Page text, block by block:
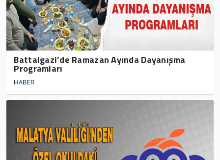
Battalgazi’de Ramazan Ayında Dayanışma
Programları
HABER